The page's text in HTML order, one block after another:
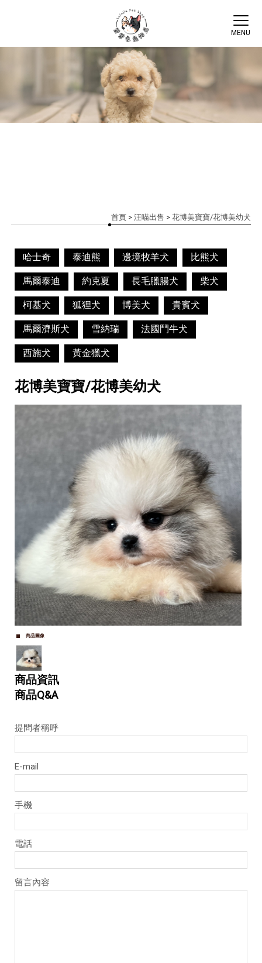
首頁 >汪喵出售 > 花博美寶寶/花博美幼犬
哈士奇 泰迪熊 邊境牧羊犬 比熊犬
馬爾泰迪 約克夏 長毛臘腸犬 柴犬
柯基犬 狐狸犬 博美犬 貴賓犬
馬爾濟斯犬 雪納瑞 法國鬥牛犬
西施犬 黃金獵犬
花博美寶寶/花博美幼犬
商品圖像
商品資訊
商品Q&A
提問者稱呼
E-mail
手機
電話
留言內容